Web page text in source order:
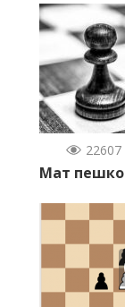
22607
Мат